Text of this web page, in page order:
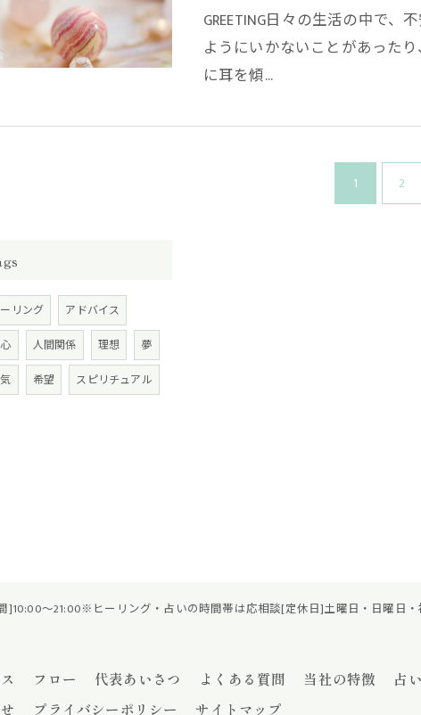
GREETING日々の生活の中で
ようにいかないことがあった
に耳を傾…
1 2
リング
アドバイス
人間関係 理想
夢
希望 スピリチュアル
]10:00～21:00※ヒーリング・占いの時間帯は応相談[定休日]土曜日・日曜日・
フロー 代表あいさつ よくある質問 当社の特徴 占い
プライバシーポリシー サイトマップ